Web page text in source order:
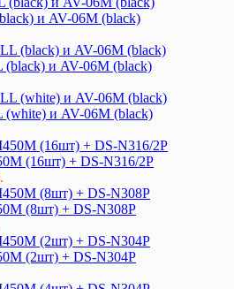
и AV-06M (black)
и AV-06M (black)
(white) и AV-06M (black)
(16шт) + DS-N316/2P
(8шт) + DS-N308P
(2шт) + DS-N304P